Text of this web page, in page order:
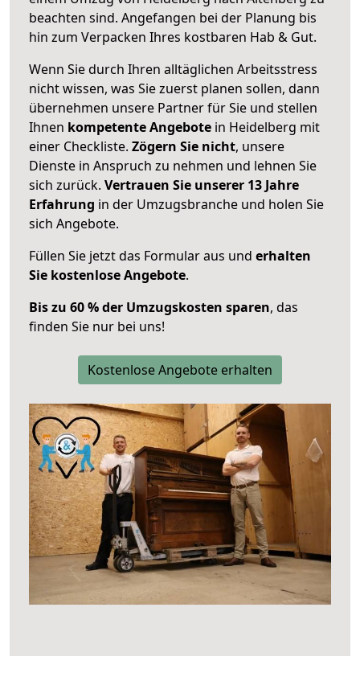
beachten sind. Angefangen bei der Planung bis
hin zum Verpacken Ihres kostbaren Hab & Gut.
Wenn Sie durch Ihren alltäglichen Arbeitsstress
nicht wissen, was Sie zuerst planen sollen, dann
übernehmen unsere Partner für Sie und stellen
Ihnen kompetente Angebote in Heidelberg mit
einer Checkliste. Zögern Sie nicht, unsere
Dienste in Anspruch zu nehmen und lehnen Sie
sich zurück. Vertrauen Sie unserer 13 Jahre
Erfahrung in der Umzugsbranche und holen Sie
sich Angebote.
Füllen Sie jetzt das Formular aus und erhalten
Sie kostenlose Angebote.
Bis zu 60 % der Umzugskosten sparen, das
finden Sie nur bei uns!
Kostenlose Angebote erhalten